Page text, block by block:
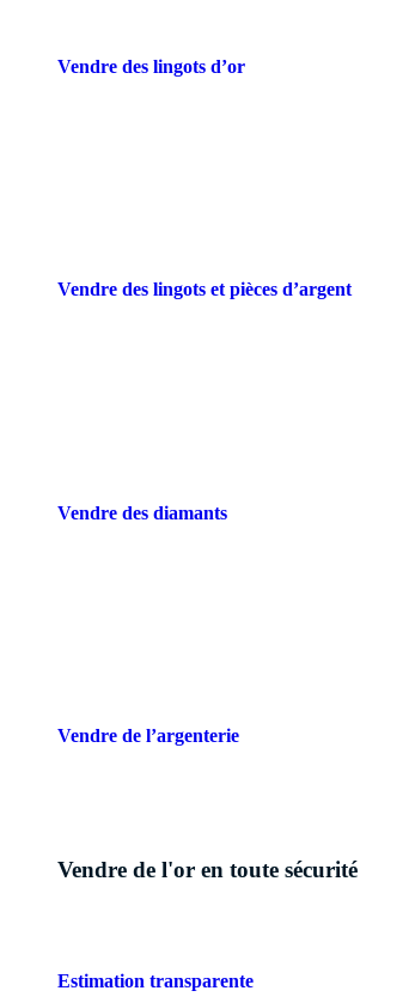
Vendre des lingots d’or
Vendre des lingots et pièces d’argent
Vendre des diamants
Vendre de l’argenterie
Vendre de l'or en toute sécurité
Estimation transparente